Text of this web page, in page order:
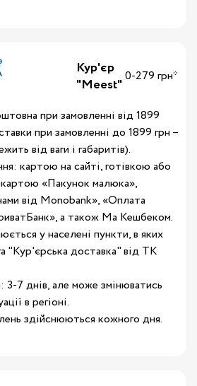
Кур'єр
"Meest"0-279 грн*
при замовленні від 1899
при замовленні до 1899 грн –
від ваги і габаритів).
картою на сайті, готівкою або
«Пакунок малюка»,
від Monobank», «Оплата
а також Ма Кешбеком.
у населені пункти, в яких
"Кур'єрська доставка" від ТК
3-7 днів, але може змінюватись
в регіоні.
здійснюються кожного дня.